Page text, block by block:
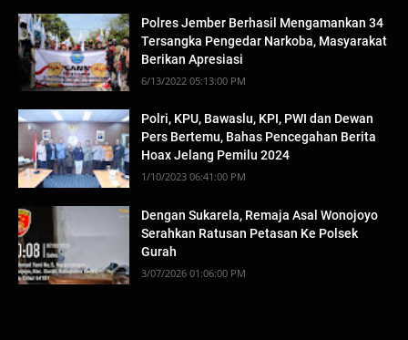
Polres Jember Berhasil Mengamankan 34
Tersangka Pengedar Narkoba, Masyarakat
Berikan Apresiasi
6/13/2022 05:13:00 PM
Polri, KPU, Bawaslu, KPI, PWI dan Dewan
Pers Bertemu, Bahas Pencegahan Berita
Hoax Jelang Pemilu 2024
1/10/2023 06:41:00 PM
Dengan Sukarela, Remaja Asal Wonojoyo
Serahkan Ratusan Petasan Ke Polsek
Gurah
3/07/2026 01:06:00 PM